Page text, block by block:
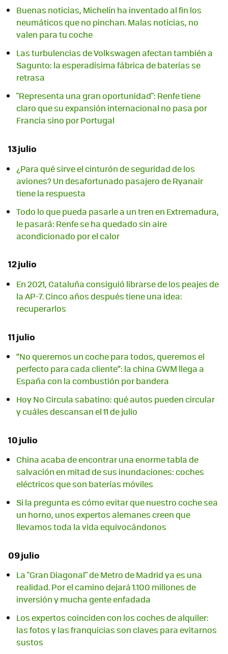
Buenas noticias, Michelín ha inventado al fin los
neumáticos que no pinchan. Malas noticias, no
valen para tu coche
Las turbulencias de Volkswagen afectan también a
Sagunto: la esperadísima fábrica de baterías se
retrasa
"Representa una gran oportunidad": Renfe tiene
claro que su expansión internacional no pasa por
Francia sino por Portugal
13 julio
¿Para qué sirve el cinturón de seguridad de los
aviones? Un desafortunado pasajero de Ryanair
tiene la respuesta
Todo lo que pueda pasarle a un tren en Extremadura,
le pasará: Renfe se ha quedado sin aire
acondicionado por el calor
12 julio
En 2021, Cataluña consiguió librarse de los peajes de
la AP-7. Cinco años después tiene una idea:
recuperarlos
11 julio
“No queremos un coche para todos, queremos el
perfecto para cada cliente”: la china GWM llega a
España con la combustión por bandera
Hoy No Circula sabatino: qué autos pueden circular
y cuáles descansan el 11 de julio
10 julio
China acaba de encontrar una enorme tabla de
salvación en mitad de sus inundaciones: coches
eléctricos que son baterías móviles
Si la pregunta es cómo evitar que nuestro coche sea
un horno, unos expertos alemanes creen que
llevamos toda la vida equivocándonos
09 julio
La "Gran Diagonal" de Metro de Madrid ya es una
realidad. Por el camino dejará 1.100 millones de
inversión y mucha gente enfadada
Los expertos coinciden con los coches de alquiler:
las fotos y las franquicias son claves para evitarnos
sustos